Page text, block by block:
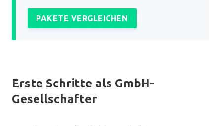
PAKETE VERGLEICHEN
Erste Schritte als GmbH-
Gesellschafter